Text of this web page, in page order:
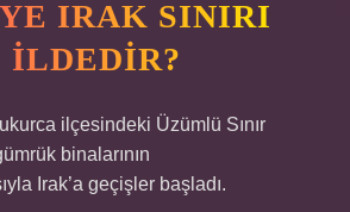
IRAK SINIRI
ILDEDIR?
ilçesindeki Üzümlü Sınır
binalarının
Irak’a geçişler başladı.